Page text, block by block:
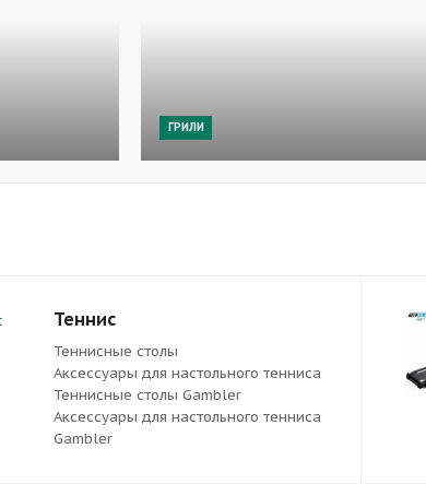
ГРИЛИ
Теннис
Теннисные столы
Аксессуары для настольного тенниса
Теннисные столы Gambler
Аксессуары для настольного тенниса
Gambler